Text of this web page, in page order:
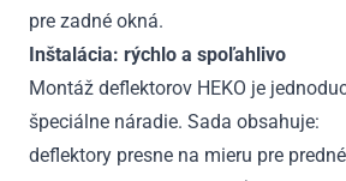
pre zadné okná.
Inštalácia: rýchlo a spoľahlivo
Montáž deflektorov HEKO je
špeciálne náradie. Sada obsahuje:
deflektory presne na mieru pre